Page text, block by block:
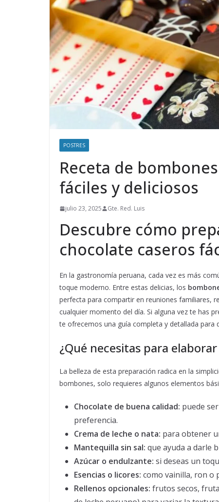
POSTRES
Receta de
fáciles y deliciosos
julio 23, 2025 Gte. Red. Luis
Descubre cómo
chocolate caseros
En la gastronomía peruana, cada vez es más
toque moderno. Entre estas delicias, los
perfecta para compartir en reuniones familiares,
cualquier momento del día. Si alguna vez te has
te ofrecemos una guía completa y detallada para
¿Qué necesitas para
La belleza de esta preparación radica en la
bombones, solo requieres algunos elementos
Chocolate de buena calidad: puede
preferencia.
Crema de leche o nata: para obtener
Mantequilla sin sal: que ayuda a darle
Azúcar o endulzante: si deseas un
Esencias o licores: como vainilla, ron o
Rellenos opcionales: frutos secos,